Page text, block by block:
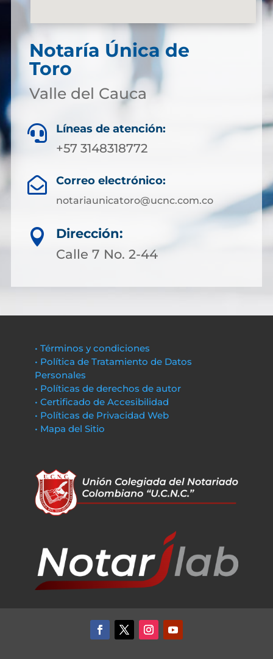
Notaría Única de
Toro
Valle del Cauca
 Líneas de atención:
+57 3148318772
 Correo electrónico:
notariaunicatoro@ucnc.com.co

Dirección:
Calle 7 No. 2-44
• Términos y condiciones
• Política de Tratamiento de Datos
Personales
• Políticas de derechos de autor
• Certificado de Accesibilidad
• Políticas de Privacidad Web
• Mapa del Sitio